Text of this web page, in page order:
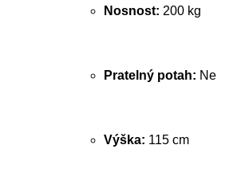
Nosnost: 200 kg
Pratelný potah: Ne
Výška: 115 cm